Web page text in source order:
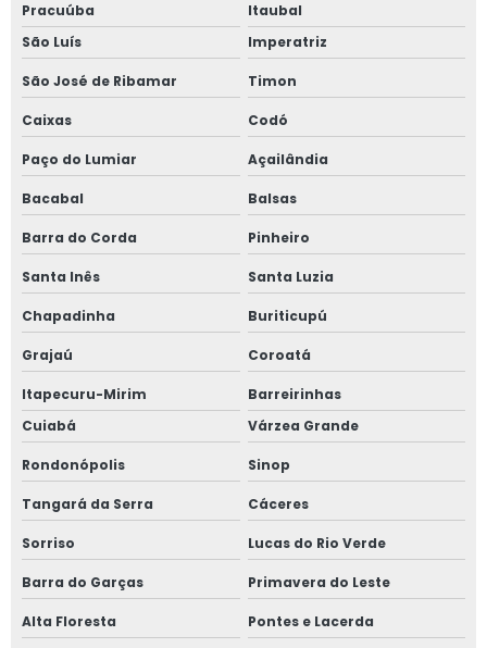
Pracuúba
Itaubal
São Luís
Imperatriz
São José de Ribamar Timon
Caixas Codó
Paço do Lumiar Açailândia
Bacabal Balsas
Barra do Corda Pinheiro
Santa Inês Santa Luzia
Chapadinha Buriticupú
Grajaú Coroatá
Itapecuru-Mirim
Barreirinhas
Cuiabá
Várzea Grande
Rondonópolis Sinop
Tangará da Serra Cáceres
Sorriso Lucas do Rio Verde
Barra do Garças Primavera do Leste
Alta Floresta Pontes e Lacerda